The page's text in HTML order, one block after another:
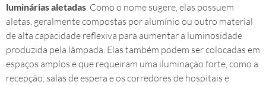
luminárias aletadas . Como o nome sugere, elas possuem
aletas, geralmente compostas por alumínio ou outro material
de alta capacidade reflexiva para aumentar a luminosidade
produzida pela lâmpada. Elas também podem ser colocadas em
espaços amplos e que requeiram uma iluminação forte, como a
recepção, salas de espera e os corredores de hospitais e